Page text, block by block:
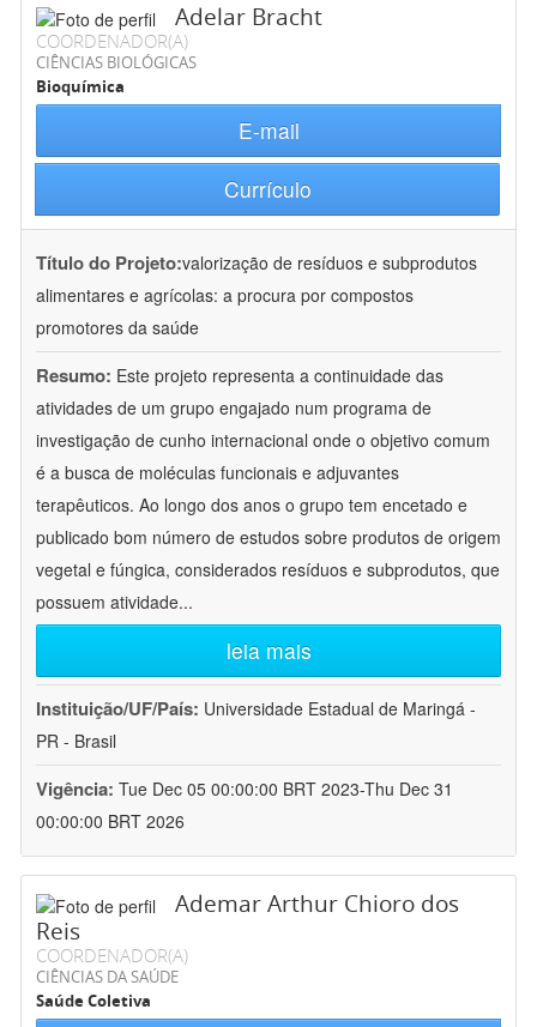
Adelar Bracht
COORDENADOR(A)
CIÊNCIAS BIOLÓGICAS
Bioquímica
E-mail
Currículo
Título do Projeto:valorização de resíduos e subprodutos
alimentares e agrícolas: a procura por compostos
promotores da saúde
Resumo: Este projeto representa a continuidade das
atividades de um grupo engajado num programa de
investigação de cunho internacional onde o objetivo comum
é a busca de moléculas funcionais e adjuvantes
terapêuticos. Ao longo dos anos o grupo tem encetado e
publicado bom número de estudos sobre produtos de origem
vegetal e fúngica, considerados resíduos e subprodutos, que
possuem atividade...
leia mais
Instituição/UF/País: Universidade Estadual de Maringá -
PR - Brasil
Vigência: Tue Dec 05 00:00:00 BRT 2023-Thu Dec 31
00:00:00 BRT 2026
Ademar Arthur Chioro dos
Reis
COORDENADOR(A)
CIÊNCIAS DA SAÚDE
Saúde Coletiva